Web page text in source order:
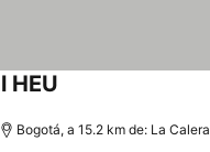
HEU
Bogotá, a 15.2 km de: La Calera